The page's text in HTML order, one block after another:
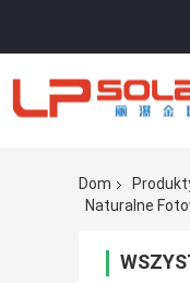
Dom
Naturalne